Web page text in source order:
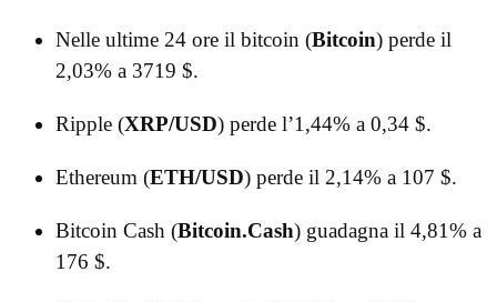
Nelle ultime 24 ore il bitcoin (Bitcoin) perde il
2,03% a 3719 $.
Ripple (XRP/USD) perde l’1,44% a 0,34 $.
Ethereum (ETH/USD) perde il 2,14% a 107 $.
Bitcoin Cash (Bitcoin.Cash) guadagna il 4,81% a
176 $.